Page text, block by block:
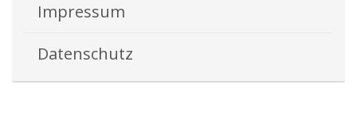
Impressum
Datenschutz